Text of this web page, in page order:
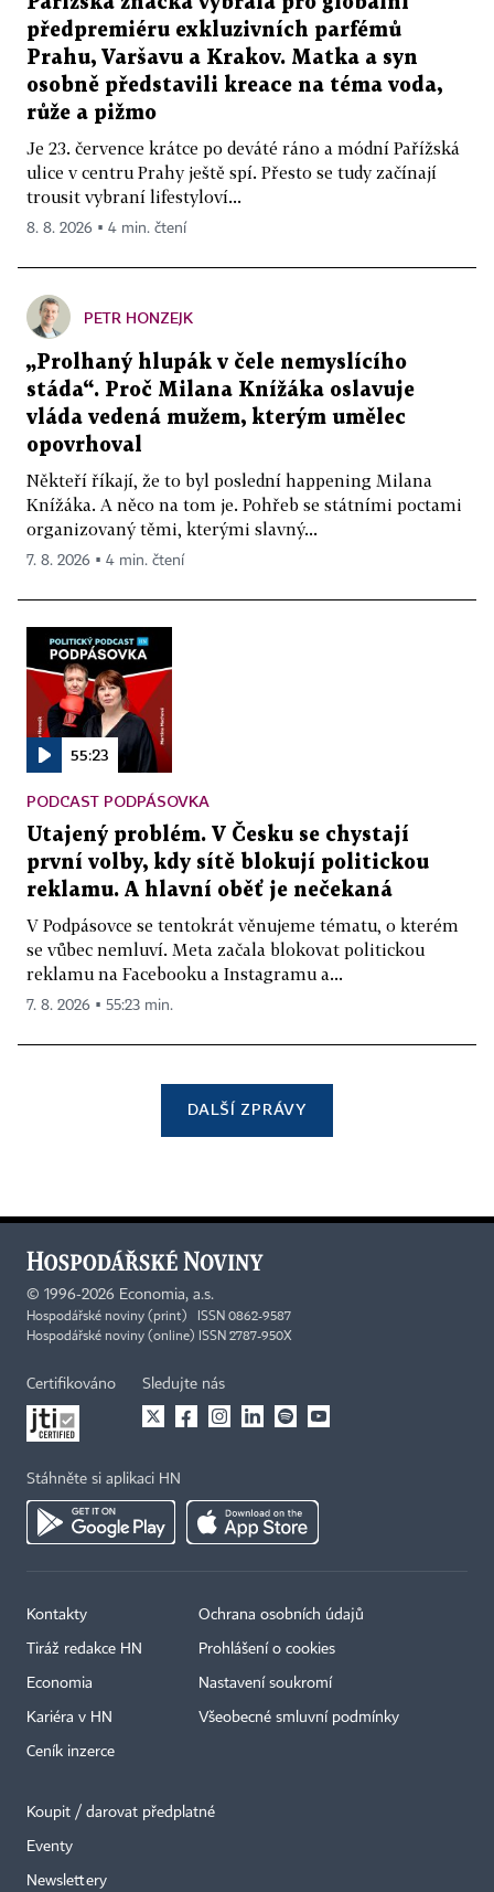
předpremiéru exkluzivních parfémů
Prahu, Varšavu a Krakov. Matka a syn
osobně představili kreace na téma voda,
růže a pižmo
Je 23. července krátce po deváté ráno a módní Pařížská
ulice v centru Prahy ještě spí. Přesto se tudy začínají
trousit vybraní lifestyloví...
8. 8. 2026 ▪ 4 min. čtení
PETR HONZEJK
„Prolhaný hlupák v čele nemyslícího
stáda“. Proč Milana Knížáka oslavuje
vláda vedená mužem, kterým umělec
opovrhoval
Někteří říkají, že to byl poslední happening Milana
Knížáka. A něco na tom je. Pohřeb se státními poctami
organizovaný těmi, kterými slavný...
7. 8. 2026 ▪ 4 min. čtení
55:23
PODCAST PODPÁSOVKA
Utajený problém. V Česku se chystají
první volby, kdy sítě blokují politickou
reklamu. A hlavní oběť je nečekaná
V Podpásovce se tentokrát věnujeme tématu, o kterém
se vůbec nemluví. Meta začala blokovat politickou
reklamu na Facebooku a Instagramu a...
7. 8. 2026 ▪ 55:23 min.
DALŠÍ ZPRÁVY
© 1996-2026 Economia, a.s.
Hospodářské noviny (print) ISSN 0862-9587
Hospodářské noviny (online) ISSN 2787-950X
Certifikováno Sledujte nás
Stáhněte si aplikaci HN
Kontakty
Tiráž redakce HN
Economia
Kariéra v HN
Ceník inzerce
Ochrana osobních údajů
Prohlášení o cookies
Nastavení soukromí
Všeobecné smluvní podmínky
Koupit / darovat předplatné
Eventy
Newslettery